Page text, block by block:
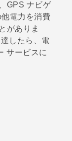
GPS ナビゲ
電力を消費
がありま
したら、電
サービスに